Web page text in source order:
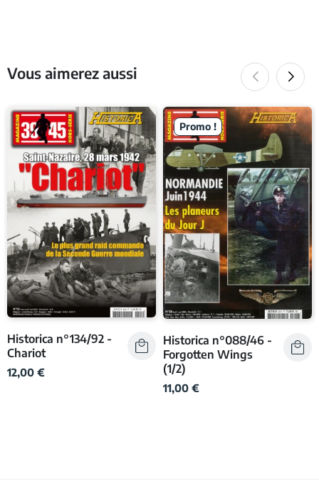
Vous aimerez aussi
Historica n°134/92 -
Chariot
12,00 €
Promo !
Historica n°088/46 -
Forgotten Wings
(1/2)
11,00 €